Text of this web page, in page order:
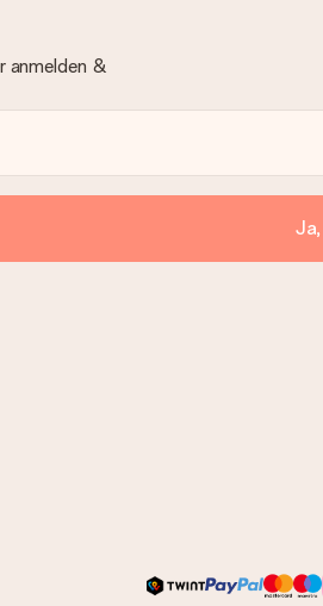
anmelden &